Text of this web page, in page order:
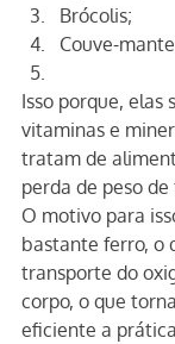
Brócolis;
Couve-
Isso porque, elas
vitaminas e
tratam de
perda de peso de
O motivo para
bastante ferro, o
transporte do
corpo, o que
eficiente a